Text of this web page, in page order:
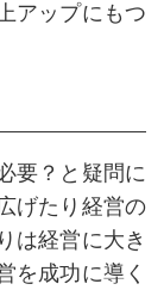
アップにもつ
要？と疑問に
げたり経営の
は経営に大き
を成功に導く